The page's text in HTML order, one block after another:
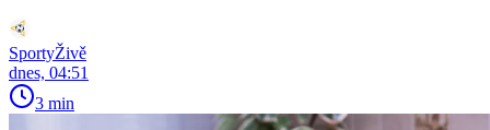
SportyŽivě
dnes, 04:51
3 min